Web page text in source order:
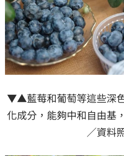
▼▲藍莓和葡萄等這些深
化成分，能夠中和自由基
／資料照